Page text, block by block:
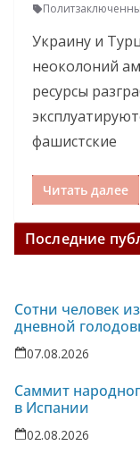
Украину и
неоколоний
ресурсы
фашистские
Читать далее
Последние
Сотни человек
дневной
07.08.2026
Саммит
в Испании
02.08.2026